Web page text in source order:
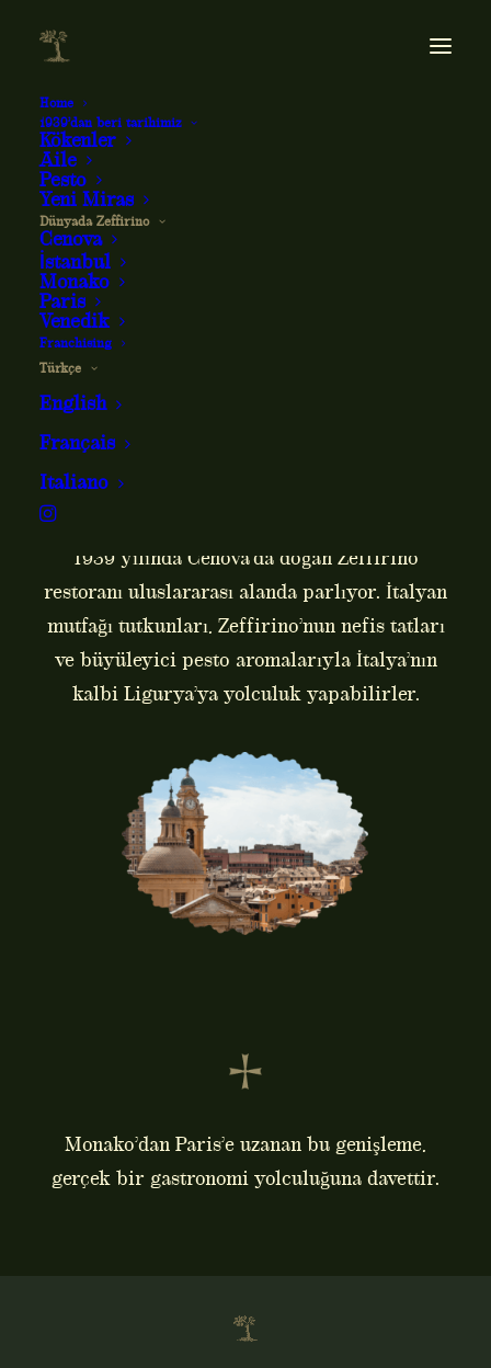
Home
1939’dan beri tarihimiz
Kökenler
Aile
Pesto
Yeni Miras
Dünyada Zeffirino
Cenova
İstanbul
Monako
Paris
Venedik
Franchising
Türkçe
English
Français
Italiano
Uluslararası alanda
Dünyada Zeffirino
1939 yılında Cenova’da doğan Zeffirino
restoranı uluslararası alanda parlıyor. İtalyan
mutfağı tutkunları, Zeffirino’nun nefis tatları
ve büyüleyici pesto aromalarıyla İtalya’nın
kalbi Ligurya’ya yolculuk yapabilirler.
Monako’dan Paris’e uzanan bu genişleme,
gerçek bir gastronomi yolculuğuna davettir.